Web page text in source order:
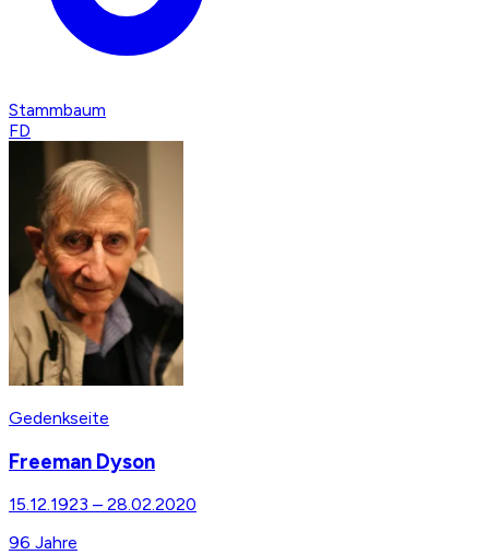
Stammbaum
FD
Gedenkseite
Freeman Dyson
15.12.1923 – 28.02.2020
96 Jahre